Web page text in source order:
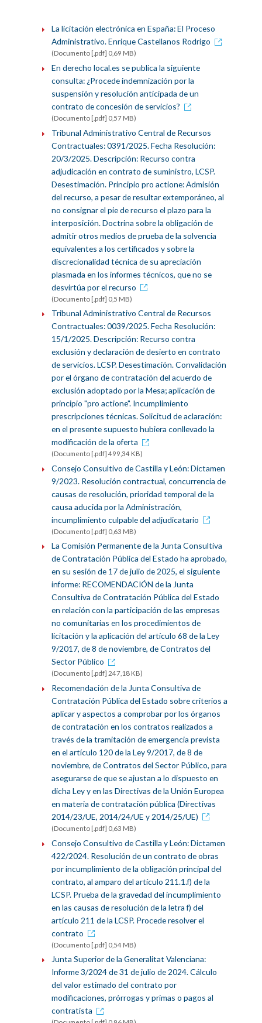
La licitación electrónica en España: El Proceso
Administrativo. Enrique Castellanos Rodrigo
(Documento [.pdf] 0,69 MB)
En derecho local.es se publica la siguiente
consulta: ¿Procede indemnización por la
suspensión y resolución anticipada de un
contrato de concesión de servicios?
(Documento [.pdf] 0,57 MB)
Tribunal Administrativo Central de Recursos
Contractuales: 0391/2025. Fecha Resolución:
20/3/2025. Descripción: Recurso contra
adjudicación en contrato de suministro, LCSP.
Desestimación. Principio pro actione: Admisión
del recurso, a pesar de resultar extemporáneo, al
no consignar el pie de recurso el plazo para la
interposición. Doctrina sobre la obligación de
admitir otros medios de prueba de la solvencia
equivalentes a los certificados y sobre la
discrecionalidad técnica de su apreciación
plasmada en los informes técnicos, que no se
desvirtúa por el recurso
(Documento [.pdf] 0,5 MB)
Tribunal Administrativo Central de Recursos
Contractuales: 0039/2025. Fecha Resolución:
15/1/2025. Descripción: Recurso contra
exclusión y declaración de desierto en contrato
de servicios. LCSP. Desestimación. Convalidación
por el órgano de contratación del acuerdo de
exclusión adoptado por la Mesa; aplicación de
principio "pro actione". Incumplimiento
prescripciones técnicas. Solicitud de aclaración:
en el presente supuesto hubiera conllevado la
modificación de la oferta
(Documento [.pdf] 499,34 KB)
Consejo Consultivo de Castilla y León: Dictamen
9/2023. Resolución contractual, concurrencia de
causas de resolución, prioridad temporal de la
causa aducida por la Administración,
incumplimiento culpable del adjudicatario
(Documento [.pdf] 0,63 MB)
La Comisión Permanente de la Junta Consultiva
de Contratación Pública del Estado ha aprobado,
en su sesión de 17 de julio de 2025, el siguiente
informe: RECOMENDACIÓN de la Junta
Consultiva de Contratación Pública del Estado
en relación con la participación de las empresas
no comunitarias en los procedimientos de
licitación y la aplicación del artículo 68 de la Ley
9/2017, de 8 de noviembre, de Contratos del
Sector Público
(Documento [.pdf] 247,18 KB)
Recomendación de la Junta Consultiva de
Contratación Pública del Estado sobre criterios a
aplicar y aspectos a comprobar por los órganos
de contratación en los contratos realizados a
través de la tramitación de emergencia prevista
en el artículo 120 de la Ley 9/2017, de 8 de
noviembre, de Contratos del Sector Público, para
asegurarse de que se ajustan a lo dispuesto en
dicha Ley y en las Directivas de la Unión Europea
en materia de contratación pública (Directivas
2014/23/UE, 2014/24/UE y 2014/25/UE)
(Documento [.pdf] 0,63 MB)
Consejo Consultivo de Castilla y León: Dictamen
422/2024. Resolución de un contrato de obras
por incumplimiento de la obligación principal del
contrato, al amparo del artículo 211.1.f) de la
LCSP. Prueba de la gravedad del incumplimiento
en las causas de resolución de la letra f) del
artículo 211 de la LCSP. Procede resolver el
contrato
(Documento [.pdf] 0,54 MB)
Junta Superior de la Generalitat Valenciana:
Informe 3/2024 de 31 de julio de 2024. Cálculo
del valor estimado del contrato por
modificaciones, prórrogas y primas o pagos al
contratista